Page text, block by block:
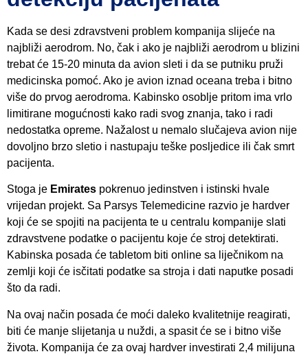
Kada se desi zdravstveni problem kompanija slijeće na
najbliži aerodrom. No, čak i ako je najbliži aerodrom u blizini
trebat će 15-20 minuta da avion sleti i da se putniku pruži
medicinska pomoć. Ako je avion iznad oceana treba i bitno
više do prvog aerodroma. Kabinsko osoblje pritom ima vrlo
limitirane mogućnosti kako radi svog znanja, tako i radi
nedostatka opreme. Nažalost u nemalo slučajeva avion nije
dovoljno brzo sletio i nastupaju teške posljedice ili čak smrt
pacijenta.
Stoga je Emirates pokrenuo jedinstven i istinski hvale
vrijedan projekt. Sa Parsys Telemedicine razvio je hardver
koji će se spojiti na pacijenta te u centralu kompanije slati
zdravstvene podatke o pacijentu koje će stroj detektirati.
Kabinska posada će tabletom biti online sa liječnikom na
zemlji koji će isčitati podatke sa stroja i dati naputke posadi
što da radi.
Na ovaj način posada će moći daleko kvalitetnije reagirati,
biti će manje slijetanja u nuždi, a spasit će se i bitno više
života. Kompanija će za ovaj hardver investirati 2,4 milijuna